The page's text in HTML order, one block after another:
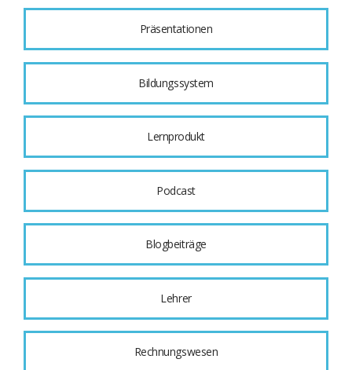
Präsentationen
Bildungssystem
Lernprodukt
Podcast
Blogbeiträge
Lehrer
Rechnungswesen